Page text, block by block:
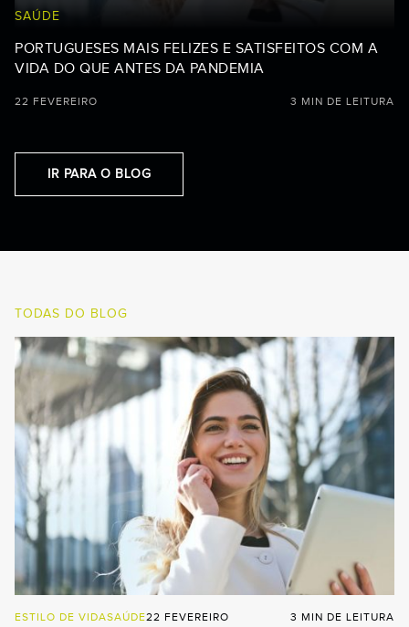
SAÚDE
PORTUGUESES MAIS FELIZES E SATISFEITOS COM A
VIDA DO QUE ANTES DA PANDEMIA
22 FEVEREIRO 3 MIN DE LEITURA
IR PARA O BLOG
TODAS DO BLOG
ESTILO DE VIDASAÚDE22 FEVEREIRO 3 MIN DE LEITURA